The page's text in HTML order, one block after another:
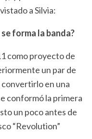
a Silvia:
forma la banda?
como proyecto de
un par de
en una
conformó la primera
un poco antes de
“Revolution”